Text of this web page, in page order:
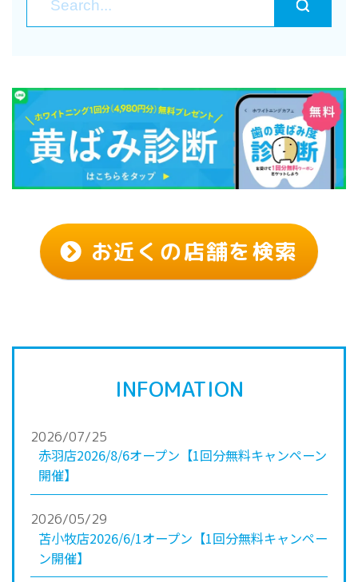
お近くの店舗を検索
INFOMATION
2026/07/25
赤羽店2026/8/6オープン【1回分無料キャンペーン
開催】
2026/05/29
苫小牧店2026/6/1オープン【1回分無料キャンペー
ン開催】